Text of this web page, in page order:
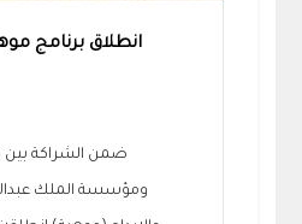
انطلاق برنامج
ضمن الشراكة
ومؤسسة الملك